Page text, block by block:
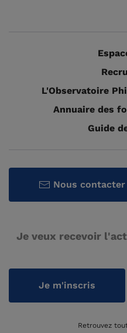
L'Observatoire
Annuaire des
Guide
Nous contacter
Je veux recevoir
Je m'inscris
Retrouvez